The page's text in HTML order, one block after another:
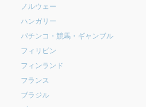
ノルウェー
ハンガリー
パチンコ・競馬・ギャンブル
フィリピン
フィンランド
フランス
ブラジル